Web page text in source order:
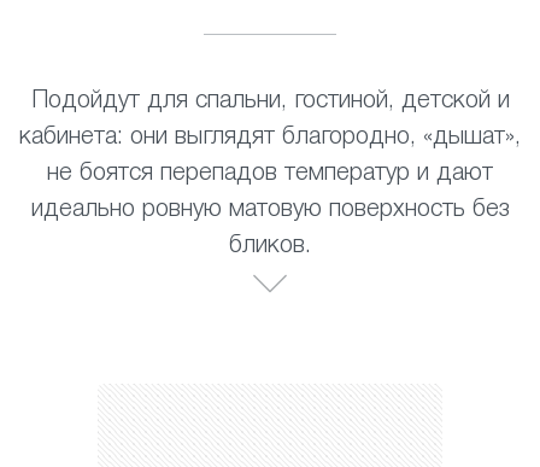
Подойдут для спальни, гостиной, детской и
кабинета: они выглядят благородно, «дышат»,
не боятся перепадов температур и дают
идеально ровную матовую поверхность без
бликов.